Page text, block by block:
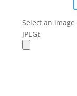
Select an image
JPEG):